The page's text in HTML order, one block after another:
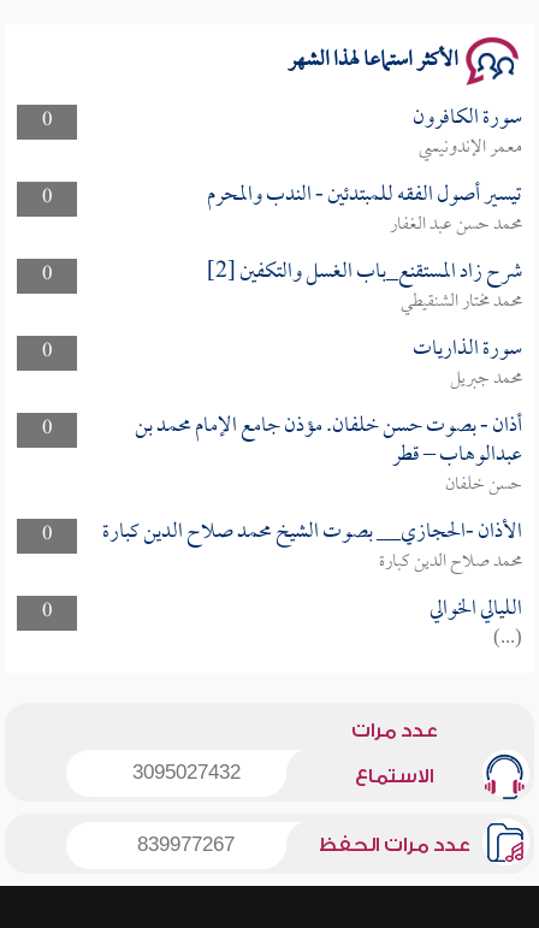
الأكثر استماعا لهذا الشهر
0 سورة الكافرون
معمر الإندونيسي
0
تيسير أصول الفقه للمبتدئين - الندب والمحرم
محمد حسن عبد الغفار
0
شرح زاد المستقنع_باب الغسل والتكفين [2]
محمد مختار الشنقيطي
0
سورة الذاريات
محمد جبريل
0
أذان - بصوت حسن خلفان. مؤذن جامع الإمام محمد بن
عبدالوهاب – قطر
حسن خلفان
0
الأذان -الحجازي__ بصوت الشيخ محمد صلاح الدين كبارة
محمد صلاح الدين كبارة
0
الليالي الخوالي
(...)
عدد مرات
الاستماع 3095027432
عدد مرات الحفظ 839977267